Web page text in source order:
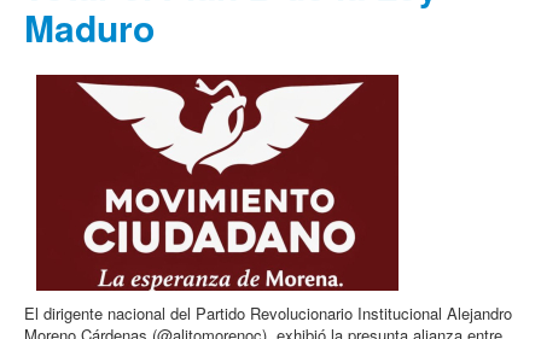
Maduro
El dirigente nacional del Partido Revolucionario Institucional Alejandro